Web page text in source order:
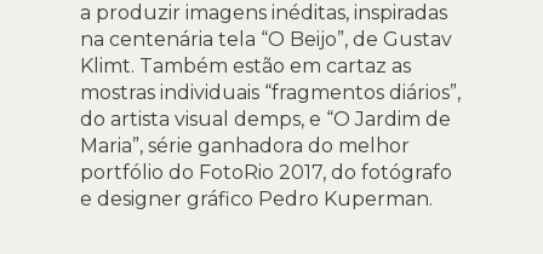
a produzir imagens inéditas, inspiradas
na centenária tela “O Beijo”, de Gustav
Klimt. Também estão em cartaz as
mostras individuais “fragmentos diários”,
do artista visual demps, e “O Jardim de
Maria”, série ganhadora do melhor
portfólio do FotoRio 2017, do fotógrafo
e designer gráfico Pedro Kuperman.